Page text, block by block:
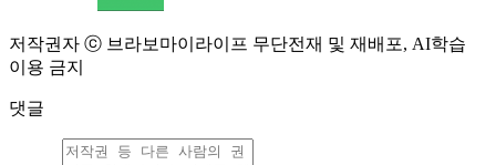
저작권자 ⓒ 브라보마이라이프 무단전재 및 재배포, AI학습
이용 금지
댓글